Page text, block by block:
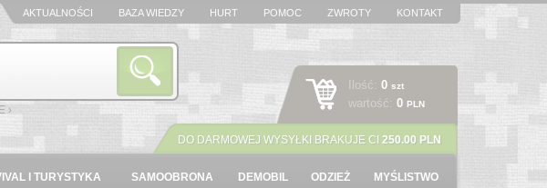
AKTUALNOŚCI BAZA WIEDZY HURT POMOC ZWROTY KONTAKT
Ilość: 0 szt
wartość: 0 PLN
›
DO DARMOWEJ WYSYŁKI BRAKUJE CI 250.00 PLN
I TURYSTYKA SAMOOBRONA DEMOBIL ODZIEŻ MYŚLISTWO